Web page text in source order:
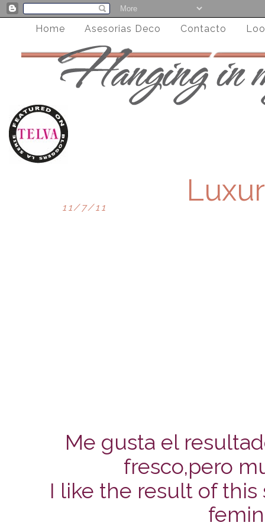
Home Asesorias Deco Contacto
11/7/11
Me gusta el
fresco,pero
I like the result of